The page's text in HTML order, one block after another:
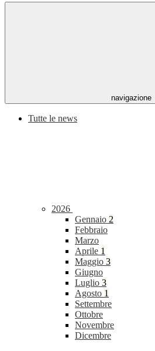
navigazione
Tutte le news
2026
Gennaio 2
Febbraio
Marzo
Aprile 1
Maggio 3
Giugno
Luglio 3
Agosto 1
Settembre
Ottobre
Novembre
Dicembre